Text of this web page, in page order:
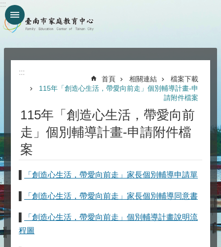
跳到主要內容區塊
:::
:::
首頁 相關連結
檔案下載
115年「創造心生活，帶愛向前走」個別輔導計畫-申
請附件檔案
115年「創造心生活，帶愛向前
走」個別輔導計畫-申請附件檔
案
「創造心生活，帶愛向前走」家長個別輔導申請單
「創造心生活，帶愛向前走」家長個別輔導同意書
「創造心生活，帶愛向前走」個別輔導計畫說明流
程圖